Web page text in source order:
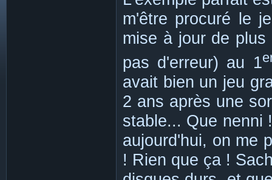
m'être procuré le
mise à jour de
pas d'erreur) au 1
avait bien un jeu
2 ans après une
stable... Que nenni
aujourd'hui, on me
! Rien que ça !